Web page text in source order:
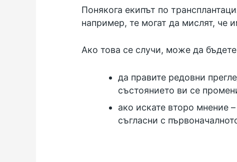
Понякога екипът по
например, те могат да мислят, че
Ако това се случи, може да
да правите редовни
състоянието ви се
ако искате второ мнение
съгласни с